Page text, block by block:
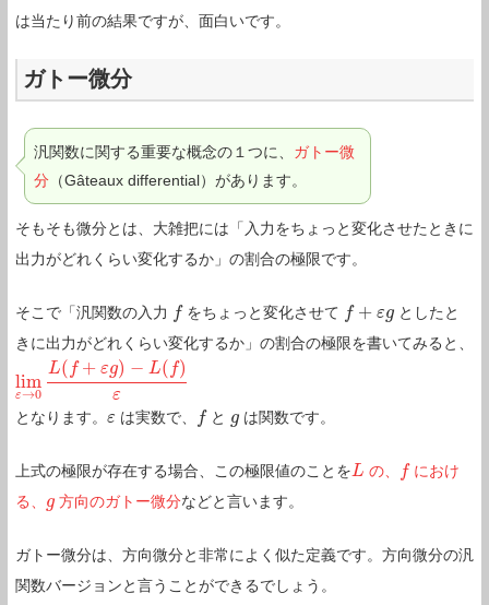
は当たり前の結果ですが、面白いです。
ガトー微分
汎関数に関する重要な概念の１つに、 ガトー微
分 （Gâteaux differential）があります。
そもそも微分とは、大雑把には「入力をちょっと変化させたときに
出力がどれくらい変化するか」の割合の極限です。
そこで「汎関数の入力 f
f をちょっと変化させて f + εg
f+ εg
としたと
きに出力がどれくらい変化するか」の割合の極限を書いてみると、
lim
ε→0
L( f + εg) − L( f)
ε
limε →0L(f+εg)−L(f)ε
となります。 ε
ε は実数で、 f
f と g
g は関数です。
上式の極限が存在する場合、この極限値のことをL
L の、 f
f におけ
る、 g
g 方向のガトー微分などと言います。
ガトー微分は、方向微分と非常によく似た定義です。方向微分の汎
関数バージョンと言うことができるでしょう。